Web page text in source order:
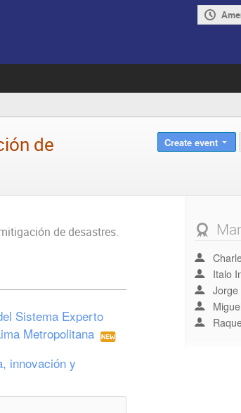
de
Create event
Italo
Jorge
de desastres.
Sistema Experto
Metropolitana
innovación y